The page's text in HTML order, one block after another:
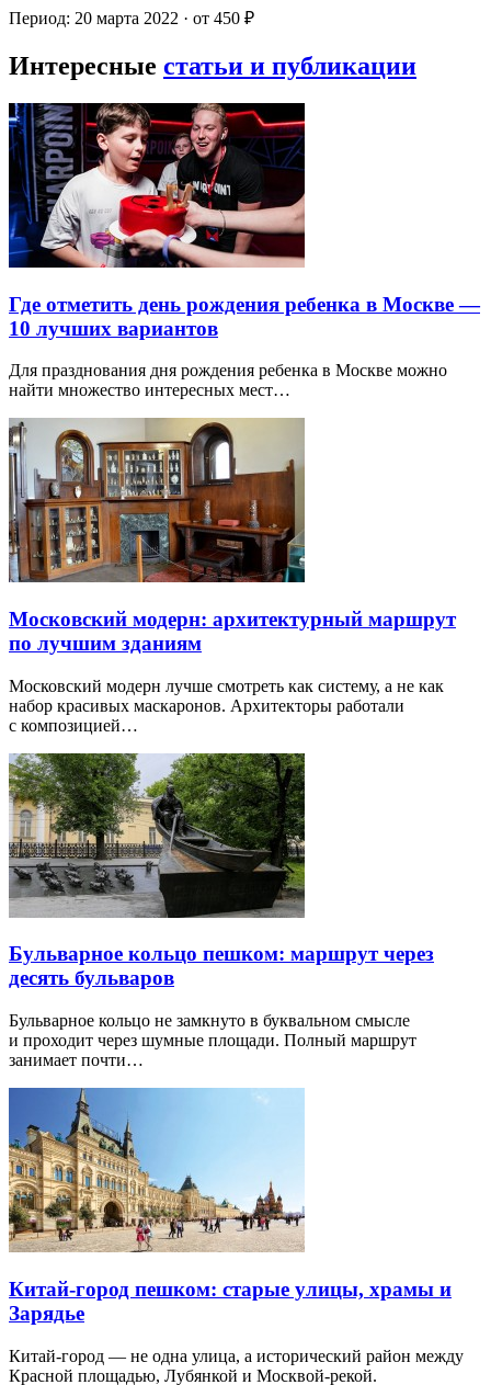
Период: 20 марта 2022 · от 450 ₽
Интересные статьи и публикации
Где отметить день рождения ребенка в Москве —
10 лучших вариантов
Для празднования дня рождения ребенка в Москве можно
найти множество интересных мест…
Московский модерн: архитектурный маршрут
по лучшим зданиям
Московский модерн лучше смотреть как систему, а не как
набор красивых маскаронов. Архитекторы работали
с композицией…
Бульварное кольцо пешком: маршрут через
десять бульваров
Бульварное кольцо не замкнуто в буквальном смысле
и проходит через шумные площади. Полный маршрут
занимает почти…
Китай-город пешком: старые улицы, храмы и
Зарядье
Китай-город — не одна улица, а исторический район между
Красной площадью, Лубянкой и Москвой-рекой.